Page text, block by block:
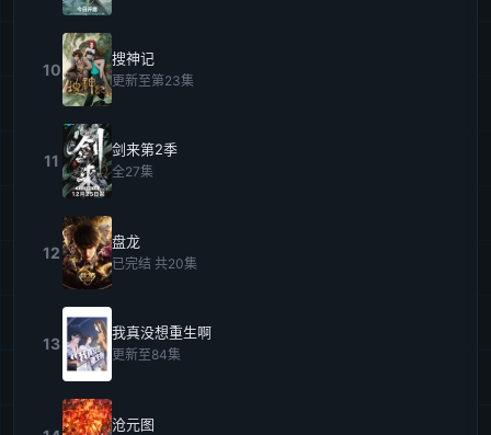
10
搜神记
更新至第23集
11
剑来第2季
全27集
12
盘龙
已完结 共20集
13
我真没想重生啊
更新至84集
沧元图